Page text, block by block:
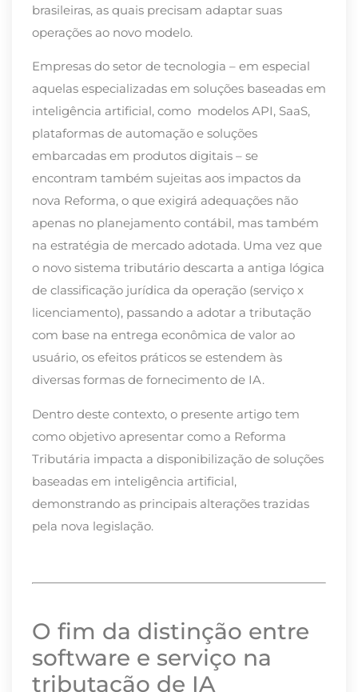
brasileiras, as quais precisam adaptar suas
operações ao novo modelo.
Empresas do setor de tecnologia – em especial
aquelas especializadas em soluções baseadas em
inteligência artificial, como modelos API, SaaS,
plataformas de automação e soluções
embarcadas em produtos digitais – se
encontram também sujeitas aos impactos da
nova Reforma, o que exigirá adequações não
apenas no planejamento contábil, mas também
na estratégia de mercado adotada. Uma vez que
o novo sistema tributário descarta a antiga lógica
de classificação jurídica da operação (serviço x
licenciamento), passando a adotar a tributação
com base na entrega econômica de valor ao
usuário, os efeitos práticos se estendem às
diversas formas de fornecimento de IA.
Dentro deste contexto, o presente artigo tem
como objetivo apresentar como a Reforma
Tributária impacta a disponibilização de soluções
baseadas em inteligência artificial,
demonstrando as principais alterações trazidas
pela nova legislação.
O fim da distinção entre
software e serviço na
tributação de IA